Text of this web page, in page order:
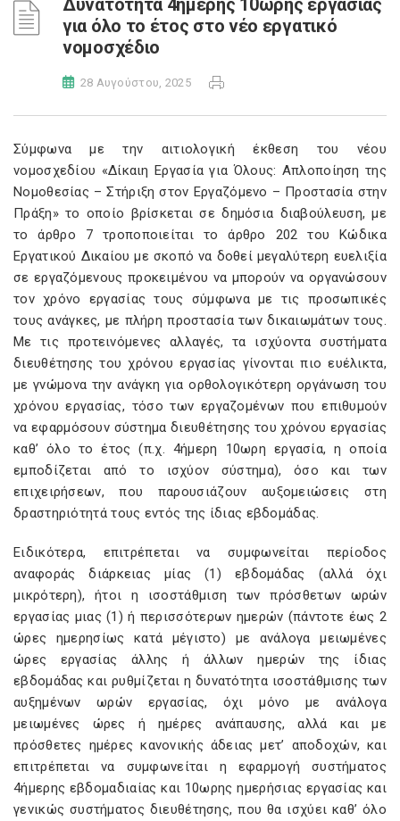
Δυνατότητα 4ήμερης 10ωρης εργασίας
για όλο το έτος στο νέο εργατικό
νομοσχέδιο
28 Αυγούστου, 2025
Σύμφωνα με την αιτιολογική έκθεση του νέου
νομοσχεδίου «Δίκαιη Εργασία για Όλους: Απλοποίηση της
Νομοθεσίας – Στήριξη στον Εργαζόμενο – Προστασία στην
Πράξη» το οποίο βρίσκεται σε δημόσια διαβούλευση, με
το άρθρο 7 τροποποιείται το άρθρο 202 του Κώδικα
Εργατικού Δικαίου με σκοπό να δοθεί μεγαλύτερη ευελιξία
σε εργαζόμενους προκειμένου να μπορούν να οργανώσουν
τον χρόνο εργασίας τους σύμφωνα με τις προσωπικές
τους ανάγκες, με πλήρη προστασία των δικαιωμάτων τους.
Με τις προτεινόμενες αλλαγές, τα ισχύοντα συστήματα
διευθέτησης του χρόνου εργασίας γίνονται πιο ευέλικτα,
με γνώμονα την ανάγκη για ορθολογικότερη οργάνωση του
χρόνου εργασίας, τόσο των εργαζομένων που επιθυμούν
να εφαρμόσουν σύστημα διευθέτησης του χρόνου εργασίας
καθ’ όλο το έτος (π.χ. 4ήμερη 10ωρη εργασία, η οποία
εμποδίζεται από το ισχύον σύστημα), όσο και των
επιχειρήσεων, που παρουσιάζουν αυξομειώσεις στη
δραστηριότητά τους εντός της ίδιας εβδομάδας.
Ειδικότερα, επιτρέπεται να συμφωνείται περίοδος
αναφοράς διάρκειας μίας (1) εβδομάδας (αλλά όχι
μικρότερη), ήτοι η ισοστάθμιση των πρόσθετων ωρών
εργασίας μιας (1) ή περισσότερων ημερών (πάντοτε έως 2
ώρες ημερησίως κατά μέγιστο) με ανάλογα μειωμένες
ώρες εργασίας άλλης ή άλλων ημερών της ίδιας
εβδομάδας και ρυθμίζεται η δυνατότητα ισοστάθμισης των
αυξημένων ωρών εργασίας, όχι μόνο με ανάλογα
μειωμένες ώρες ή ημέρες ανάπαυσης, αλλά και με
πρόσθετες ημέρες κανονικής άδειας μετ’ αποδοχών, και
επιτρέπεται να συμφωνείται η εφαρμογή συστήματος
4ήμερης εβδομαδιαίας και 10ωρης ημερήσιας εργασίας και
γενικώς συστήματος διευθέτησης, που θα ισχύει καθ’ όλο